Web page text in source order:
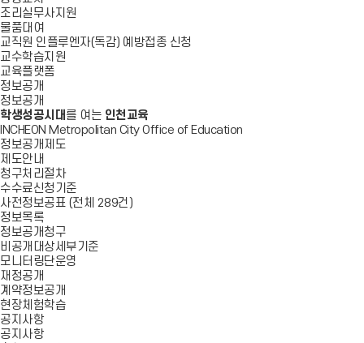
조리실무사지원
물품대여
교직원 인플루엔자(독감) 예방접종 신청
교수학습지원
교육플랫폼
정보공개
정보공개
학생성공시대 를 여는 인천교육
INCHEON Metropolitan City Office of Education
정보공개제도
제도안내
청구처리절차
수수료신청기준
사전정보공표 (전체 289건)
정보목록
정보공개청구
비공개대상세부기준
모니터링단운영
재정공개
계약정보공개
현장체험학습
공지사항
공지사항